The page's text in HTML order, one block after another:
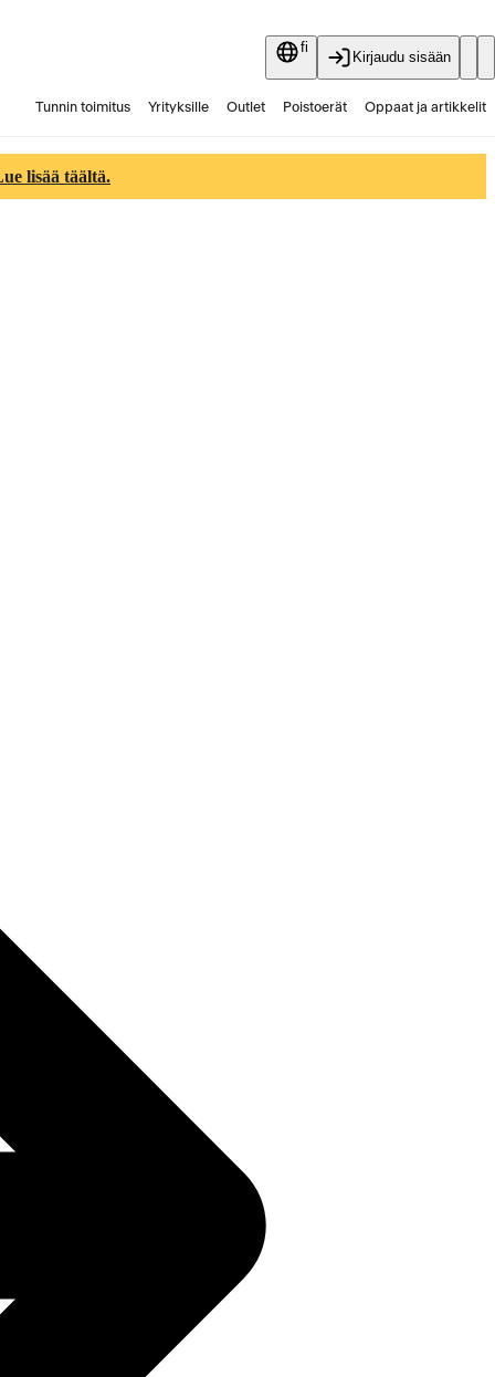
fi
Kirjaudu sisään
Tunnin toimitus Yrityksille Outlet Poistoerät Oppaat ja artikkelit
lisää täältä.